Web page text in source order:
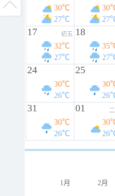
30℃
27℃
17 初五
32℃
27℃
18
24
30℃
26℃
25
31
30℃
26℃
01
1月 2月